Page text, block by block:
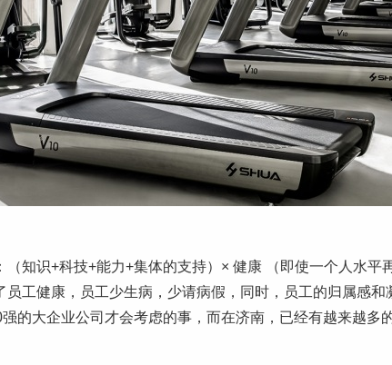
知识+科技+能力+集体的支持）× 健康 （即使一个人水平
员工健康，员工少生病，少请病假，同时，员工的归属感
的大企业公司才会考虑的事，而在济南，已经有越来越多